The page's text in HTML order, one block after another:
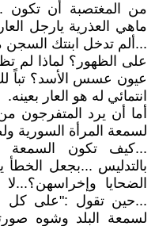
من المغتصبة أن تكون
ماهي العذرية يارجل
...ألم تدخل ابنتك
على الظهور؟ لماذا لم
عيون عسس الأسد؟ تباً
انتمائي له هو العار بعينه.
أما أن يرد المتفرجون
لسمعة المرأة السورية
...كيف تكون السمعة
بالتدليس ...بجعل
الضحايا
...حين تقول :"على كل
لسمعة البلد وشوه